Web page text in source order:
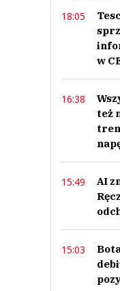
18:05
w
16:38
też
15:49
AI
15:03